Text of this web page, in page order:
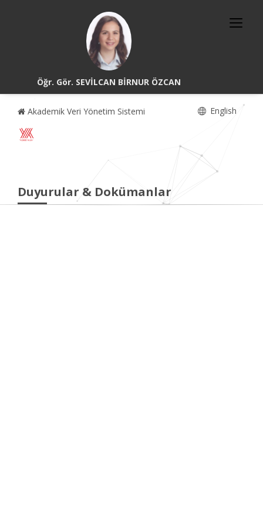
Öğr. Gör. SEVİLCAN BİRNUR ÖZCAN
Akademik Veri Yönetim Sistemi English
Duyurular & Dokümanlar